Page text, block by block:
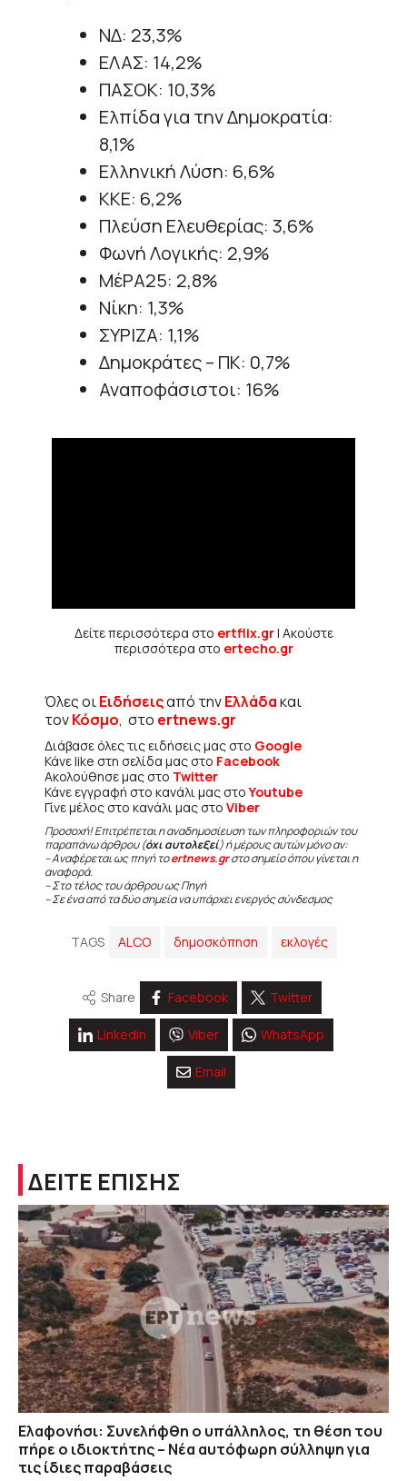
ΝΔ: 23,3%
ΕΛΑΣ: 14,2%
ΠΑΣΟΚ: 10,3%
Ελπίδα για την Δημοκρατία:
8,1%
Ελληνική Λύση: 6,6%
ΚΚΕ: 6,2%
Πλεύση Ελευθερίας: 3,6%
Φωνή Λογικής: 2,9%
ΜέΡΑ25: 2,8%
Νίκη: 1,3%
ΣΥΡΙΖΑ: 1,1%
Δημοκράτες – ΠΚ: 0,7%
Αναποφάσιστοι: 16%
Δείτε περισσότερα στο ertflix.gr| Ακούστε
περισσότερα στο ertecho.gr
Όλες οιΕιδήσειςαπό τηνΕλλάδακαι
τονΚόσμο, στο ertnews.gr
Διάβασε όλες τις ειδήσεις μας στο Google
Κάνε like στη σελίδα μας στο Facebook
Ακολούθησε μας στο Twitter
Κάνε εγγραφή στο κανάλι μας στοYoutube
Γίνε μέλος στο κανάλι μας στο Viber
Προσοχή! Επιτρέπεται η αναδημοσίευση των πληροφοριών του
παραπάνω άρθρου (όχι αυτολεξεί) ή μέρους αυτών μόνο αν:
– Αναφέρεται ως πηγή τοertnews.grστο σημείο όπου γίνεται η
αναφορά.
– Στο τέλος του άρθρου ως Πηγή
– Σε ένα από τα δύο σημεία να υπάρχει ενεργός σύνδεσμος
TAGS ALCO δημοσκόπηση εκλογές
Share Facebook Twitter
Linkedin Viber WhatsApp
Email
ΔΕΙΤΕ ΕΠΙΣΗΣ
Ελαφονήσι: Συνελήφθη ο υπάλληλος, τη θέση του
πήρε ο ιδιοκτήτης – Νέα αυτόφωρη σύλληψη για
τις ίδιες παραβάσεις